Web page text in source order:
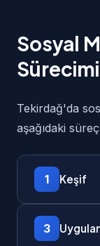
Sosyal
Tekirdağ'da
aşağıdaki
1 Keşif
3